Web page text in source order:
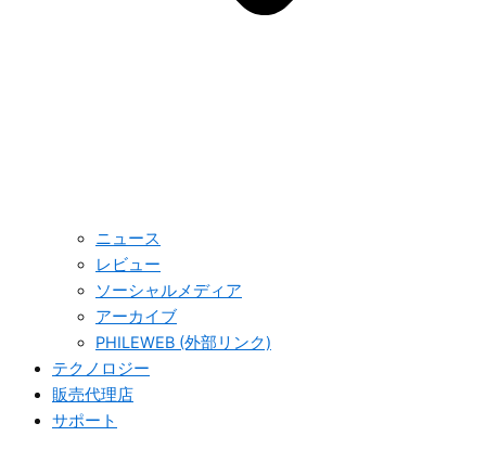
ニュース
レビュー
ソーシャルメディア
アーカイブ
PHILEWEB (外部リンク)
テクノロジー
販売代理店
サポート